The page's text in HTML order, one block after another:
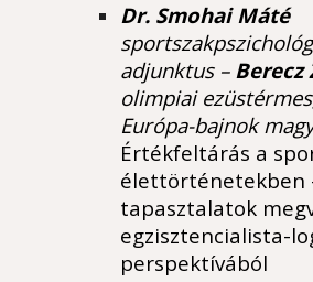
Dr. Smohai Máté
adjunktus – Berecz
olimpiai
Európa-bajnok
Értékfeltárás a
élettörténetekben
tapasztalatok
egzisztencialista-
perspektívából